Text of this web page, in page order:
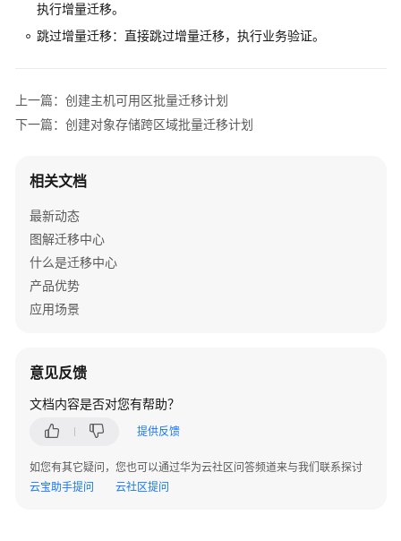
执行增量迁移。
跳过增量迁移：直接跳过增量迁移，执行业务验证。
上一篇：创建主机可用区批量迁移计划
下一篇：创建对象存储跨区域批量迁移计划
相关文档
最新动态
图解迁移中心
什么是迁移中心
产品优势
应用场景
意见反馈
文档内容是否对您有帮助？
提供反馈
如您有其它疑问，您也可以通过华为云社区问答频道来与我们联系探讨
云宝助手提问
云社区提问